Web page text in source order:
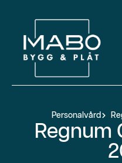
Personalvård
Regnum